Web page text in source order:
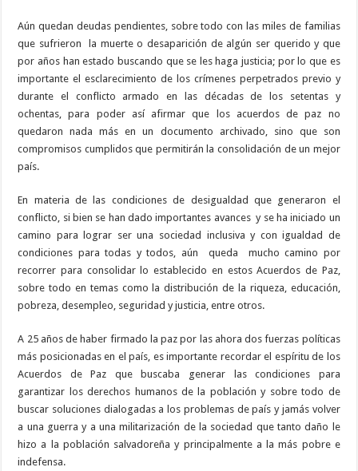
Aún quedan deudas pendientes, sobre todo con las miles de familias
que sufrieron
la muerte o desaparición de algún ser querido y que
por años han estado buscando que se les haga justicia; por lo que es
importante el esclarecimiento de los crímenes perpetrados previo y
durante el conflicto armado en las décadas de los setentas y
ochentas, para poder así afirmar que los acuerdos de paz no
quedaron nada más en un documento archivado, sino que son
compromisos cumplidos que permitirán la consolidación de un mejor
país.
En materia de las condiciones de desigualdad que generaron el
conflicto, si bien se han dado importantes avances y se ha iniciado un
camino para lograr ser una sociedad inclusiva y con igualdad de
condiciones para todas y todos, aún
queda
mucho camino por
recorrer para consolidar lo establecido en estos Acuerdos de Paz,
sobre todo en temas como la distribución de la riqueza, educación,
pobreza, desempleo, seguridad y justicia, entre otros.
A 25 años de haber firmado la paz por las ahora dos fuerzas políticas
más posicionadas en el país, es importante recordar el espíritu de los
Acuerdos de Paz que buscaba generar las condiciones para
garantizar los derechos humanos de la población y sobre todo de
buscar soluciones dialogadas a los problemas de país y jamás volver
a una guerra y a una militarización de la sociedad que tanto daño le
hizo a la población salvadoreña y principalmente a la más pobre e
indefensa.